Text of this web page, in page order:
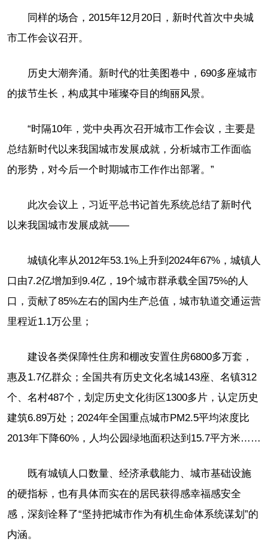
同样的场合，2015年12月20日，新时代首次中央城
市工作会议召开。
历史大潮奔涌。新时代的壮美图卷中，690多座城市
的拔节生长，构成其中璀璨夺目的绚丽风景。
“时隔10年，党中央再次召开城市工作会议，主要是
总结新时代以来我国城市发展成就，分析城市工作面临
的形势，对今后一个时期城市工作作出部署。”
此次会议上，习近平总书记首先系统总结了新时代
以来我国城市发展成就——
城镇化率从2012年53.1%上升到2024年67%，城镇人
口由7.2亿增加到9.4亿，19个城市群承载全国75%的人
口，贡献了85%左右的国内生产总值，城市轨道交通运营
里程近1.1万公里；
建设各类保障性住房和棚改安置住房6800多万套，
惠及1.7亿群众；全国共有历史文化名城143座、名镇312
个、名村487个，划定历史文化街区1300多片，认定历史
建筑6.89万处；2024年全国重点城市PM2.5平均浓度比
2013年下降60%，人均公园绿地面积达到15.7平方米……
既有城镇人口数量、经济承载能力、城市基础设施
的硬指标，也有具体而实在的居民获得感幸福感安全
感，深刻诠释了“坚持把城市作为有机生命体系统谋划”的
内涵。